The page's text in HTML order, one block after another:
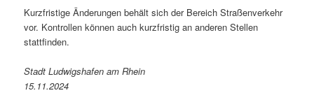
Kurzfristige Änderungen behält sich der Bereich Straßenverkehr
vor. Kontrollen können auch kurzfristig an anderen Stellen
stattfinden.
Stadt Ludwigshafen am Rhein
15.11.2024